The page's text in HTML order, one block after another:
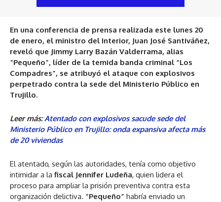
En una conferencia de prensa realizada este lunes 20
de enero, el ministro del Interior, Juan José Santiváñez,
reveló que Jimmy Larry Bazán Valderrama, alias
“Pequeño”, líder de la temida banda criminal “Los
Compadres”, se atribuyó el ataque con explosivos
perpetrado contra la sede del Ministerio Público en
Trujillo.
Leer más:Atentado con explosivos sacude sede del
Ministerio Público en Trujillo: onda expansiva afecta más
de 20 viviendas
El atentado, según las autoridades, tenía como objetivo
intimidar a la fiscal Jennifer Ludeña, quien lidera el
proceso para ampliar la prisión preventiva contra esta
organización delictiva. “Pequeño” habría enviado un